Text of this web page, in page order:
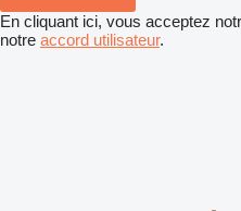
En cliquant ici, vous acceptez
notre accord utilisateur.